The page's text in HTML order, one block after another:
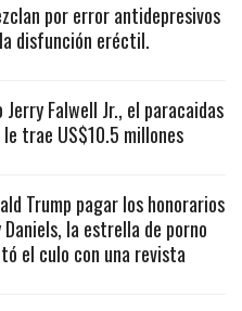
por error antidepresivos
disfunción eréctil.
Falwell Jr., el paracaidas
trae US$10.5 millones
Trump pagar los honorarios
la estrella de porno
el culo con una revista